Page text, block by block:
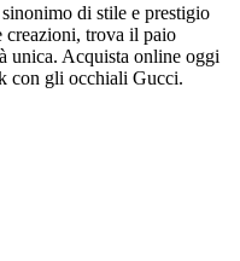
di stile e prestigio
trova il paio
unica. Acquista online oggi
con gli occhiali Gucci.